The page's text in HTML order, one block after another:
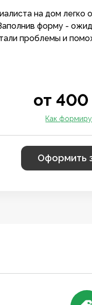
на дом
форму -
проблемы и
от400
Как
Оформить